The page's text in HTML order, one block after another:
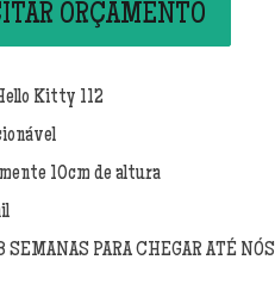
ORÇAMENTO
Kitty 112
10cm de altura
PARA CHEGAR ATÉ NÓS